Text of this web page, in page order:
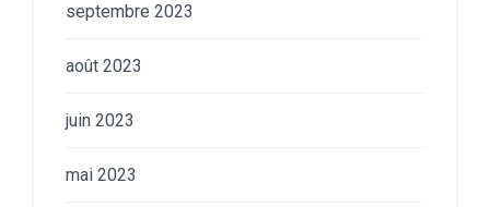
septembre 2023
août 2023
juin 2023
mai 2023